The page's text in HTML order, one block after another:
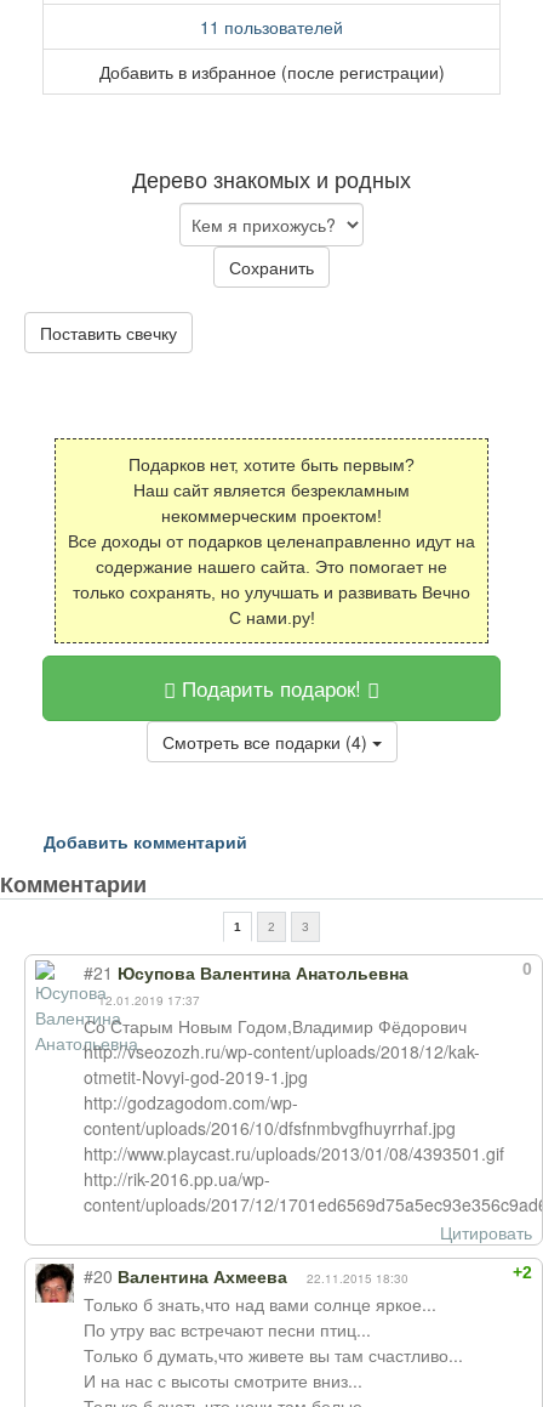
11 пользователей
Добавить в избранное (после регистрации)
Дерево знакомых и родных
Сохранить
Поставить свечку
Подарков нет, хотите быть первым?
Наш сайт является безрекламным
некоммерческим проектом!
Все доходы от подарков целенаправленно идут на
содержание нашего сайта. Это помогает не
только сохранять, но улучшать и развивать Вечно
С нами.ру!
Подарить подарок!
Смотреть все подарки (4)
Добавить комментарий
Комментарии
1 2 3
0
#21 Юсупова Валентина Анатольевна
12.01.2019 17:37
Со Старым Новым Годом,Владимир Фёдорович
http://vseozozh.ru/wp-content/uploads/2018/12/kak-
otmetit-Novyi-god-2019-1.jpg
http://godzagodom.com/wp-
content/uploads/2016/10/dfsfnmbvgfhuyrrhaf.jpg
http://www.playcast.ru/uploads/2013/01/08/4393501.gif
http://rik-2016.pp.ua/wp-
content/uploads/2017/12/
Цитировать
+2
#20 Валентина Ахмеева 22.11.2015 18:30
Только б знать,что над вами солнце яркое...
По утру вас встречают песни птиц...
Только б думать,что живете вы там счастливо...
И на нас с высоты смотрите вниз...